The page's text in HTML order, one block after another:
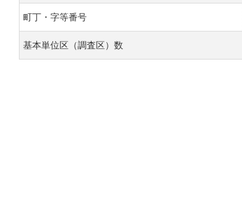
町丁・字等番号
基本単位区（調査区）数